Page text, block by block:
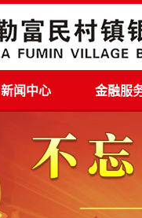
新闻中心 金融服